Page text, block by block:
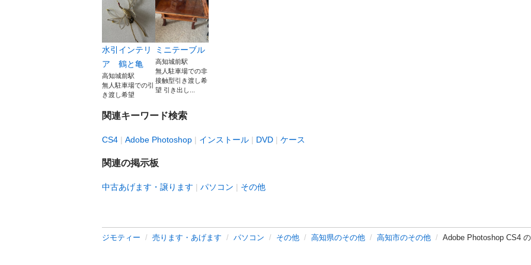
水引インテリ
ア 鶴と亀
高知城前駅
無人駐車場での引
き渡し希望
ミニテーブル
高知城前駅
無人駐車場での非
接触型引き渡し希
望 引き出し...
関連キーワード検索
CS4 Adobe Photoshop インストール DVD ケース
関連の掲示板
中古あげます・譲ります パソコン その他
ジモティー 売ります・あげます パソコン その他 高知県のその他 高知市のその他 Adobe Photoshop CS4